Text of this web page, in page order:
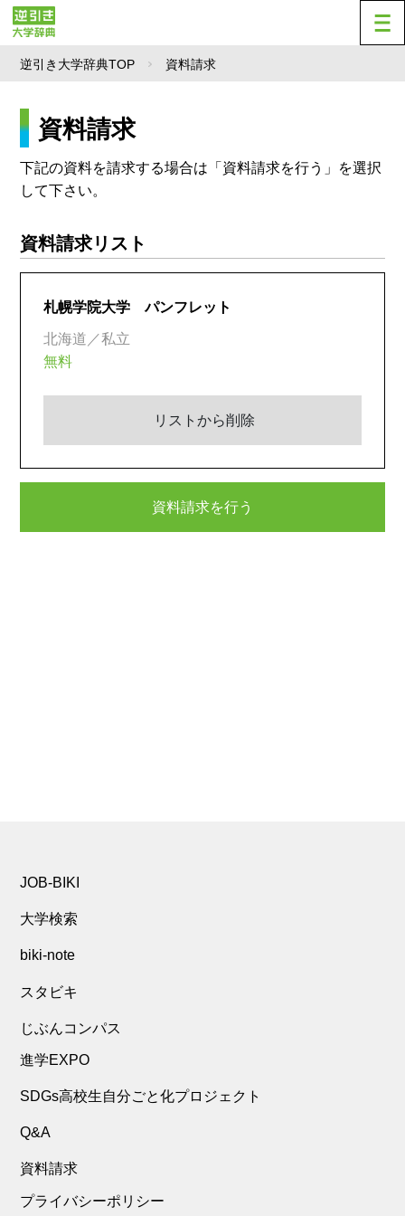
逆引き大学辞典TOP 資料請求
資料請求
下記の資料を請求する場合は「資料請求を行う」を選択
して下さい。
資料請求リスト
札幌学院大学 パンフレット
北海道／私立
無料
リストから削除
資料請求を行う
JOB-BIKI
大学検索
biki-note
スタビキ
じぶんコンパス
進学EXPO
SDGs高校生自分ごと化プロジェクト
Q&A
資料請求
プライバシーポリシー